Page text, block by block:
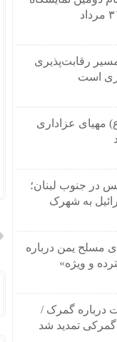
رقابت‌پذیری
است
مهیای عزاداری
در جنوب لبنان؛
به شهرک
مسلح یمن درباره
و ویژه»
درباره گمرک /
تمدید شد